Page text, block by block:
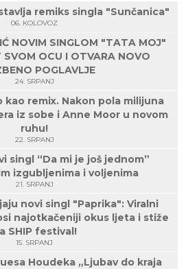
remiks singla "Sunčanica"
06. KOLOVOZ
NOVIM SINGLOM "TATA MOJ"
SVOM OCU I OTVARA NOVO
POGLAVLJE
24. SRPANJ
kao remix. Nakon pola milijuna
iz sobe i Anne Moor u novom
ruhu!
22. SRPANJ
singl “Da mi je još jednom”
izgubljenima i voljenima
21. SRPANJ
novi singl "Paprika": Viralni
najotkačeniji okus ljeta i stiže
SHIP festival!
15. SRPANJ
Houdeka „Ljubav do kraja